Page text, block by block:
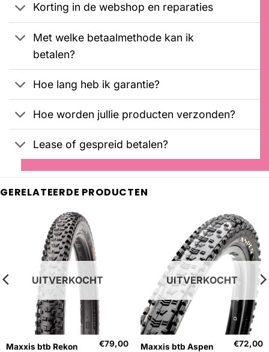
Korting in de webshop en reparaties
Met welke betaalmethode kan ik
betalen?
Hoe lang heb ik garantie?
Hoe worden jullie producten verzonden?
Lease of gespreid betalen?
GERELATEERDE PRODUCTEN
UITVERKOCHT
Maxxis btb Rekon
€79,00
UITVERKOCHT
Maxxis btb Aspen
€72,00